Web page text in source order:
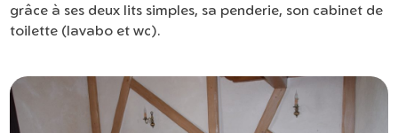
grâce à ses deux lits simples, sa penderie, son cabinet de
toilette (lavabo et wc).